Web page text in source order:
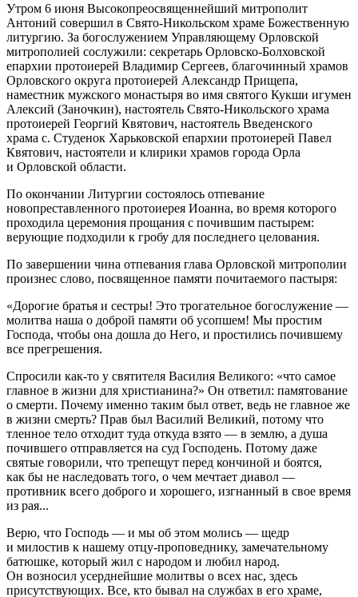
Утром 6 июня Высокопреосвященнейший митрополит
Антоний совершил в Свято-Никольском храме Божественную
литургию. За богослужением Управляющему Орловской
митрополией сослужили: секретарь Орловско-Болховской
епархии протоиерей Владимир Сергеев, благочинный храмов
Орловского округа протоиерей Александр Прищепа,
наместник мужского монастыря во имя святого Кукши игумен
Алексий (Заночкин), настоятель Свято-Никольского храма
протоиерей Георгий Квятович, настоятель Введенского
храма с. Студенок Харьковской епархии протоиерей Павел
Квятович, настоятели и клирики храмов города Орла
и Орловской области.
По окончании Литургии состоялось отпевание
новопреставленного протоиерея Иоанна, во время которого
проходила церемония прощания с почившим пастырем:
верующие подходили к гробу для последнего целования.
По завершении чина отпевания глава Орловской митрополии
произнес слово, посвященное памяти почитаемого пастыря:
«Дорогие братья и сестры! Это трогательное богослужение —
молитва наша о доброй памяти об усопшем! Мы простим
Господа, чтобы она дошла до Него, и простились почившему
все прегрешения.
Спросили как-то у святителя Василия Великого: «что самое
главное в жизни для христианина?» Он ответил: памятование
о смерти. Почему именно таким был ответ, ведь не главное же
в жизни смерть? Прав был Василий Великий, потому что
тленное тело отходит туда откуда взято — в землю, а душа
почившего отправляется на суд Господень. Потому даже
святые говорили, что трепещут перед кончиной и боятся,
как бы не наследовать того, о чем мечтает диавол —
противник всего доброго и хорошего, изгнанный в свое время
из рая...
Верю, что Господь — и мы об этом молись — щедр
и милостив к нашему отцу-проповеднику, замечательному
батюшке, который жил с народом и любил народ.
Он возносил усерднейшие молитвы о всех нас, здесь
присутствующих. Все, кто бывал на службах в его храме,